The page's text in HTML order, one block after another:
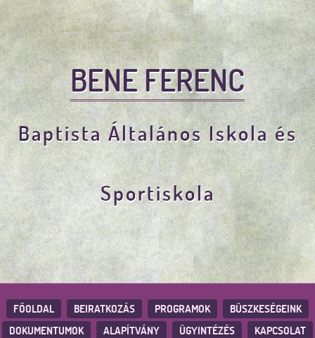
BENE FERENC
Baptista Általános Iskola és
Sportiskola
FŐOLDAL BEIRATKOZÁS PROGRAMOK
BÜSZKESÉGEINK
DOKUMENTUMOK
ALAPÍTVÁNY ÜGYINTÉZÉS
KAPCSOLAT